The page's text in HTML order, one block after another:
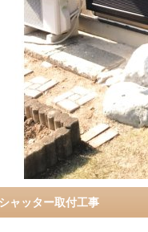
ッター取付工事